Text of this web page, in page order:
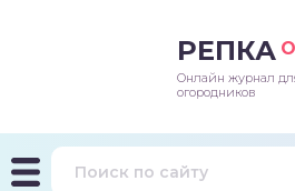
РЕПКА
Онлайн журнал
огородников
и подкормки